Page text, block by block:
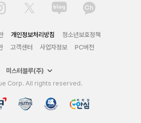
개인정보처리방침
청소년보호정책
고객센터 사업자정보 PC버전
미스터블루(주)
Corp. All rights reserved.